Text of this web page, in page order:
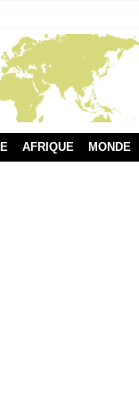
AFRIQUE MONDE